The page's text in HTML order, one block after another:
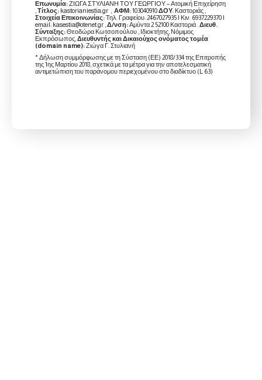
Επωνυμία:ΖΙΩΓΑ ΣΤΥΛΙΑΝΗ ΤΟΥ ΓΕΩΡΓΙΟΥ – Ατομική Επιχείρηση
Τίτλος: kastorianiestia.gr , ΑΦΜ:103040910ΔΟΥ: Καστοριάς ,
Στοιχεία Επικοινωνίας:Τηλ. Γραφείου: 2467027935 | Κιν. 6937229370 |
email: kasestia@otenet.gr , Δ/νση:Αμύντα 2 52100 Καστοριά . Διευθ.
Σύνταξης:Θεοδώρα Κωτσοπούλου , Ιδιοκτήτης, Νόμιμος
Εκπρόσωπος, Διευθυντής και Δικαιούχος ονόματος τομέα
(domain name):Ζιώγα Γ. Στυλιανή
* Δήλωση συμμόρφωσης με τη Σύσταση (ΕΕ) 2018/334 της Επιτροπής
της 1ης Μαρτίου 2018, σχετικά με τα μέτρα για την αποτελεσματική
αντιμετώπιση του παράνομου περιεχομένου στο διαδίκτυο (L 63)